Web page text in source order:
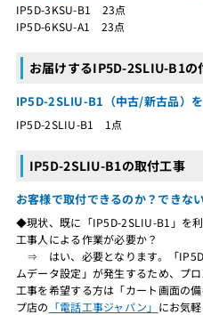
IP5D-3KSU-B1 23点
IP5D-6KSU-A1 23点
お届けするIP5D-2SLIU-B1の
IP5D-2SLIU-B1（中古/新古品）
IP5D-2SLIU-B1 1点
IP5D-2SLIU-B1の取付工事
お客様で取付できるのか？できな
◆現状、既に「IP5D-2SLIU-B1」を
工事人による作業が必要か？
⇒ はい、必要となります。「
ムデータ設定」が発生するため、プ
工事を希望する方は「カート画面の
プ店の 「電話工事ジャパン」 にお気